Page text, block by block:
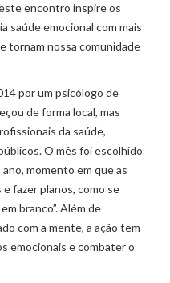
encontro inspire os
saúde emocional com mais
tornam nossa comunidade
por um psicólogo de
de forma local, mas
da saúde,
O mês foi escolhido
momento em que as
fazer planos, como se
branco”. Além de
com a mente, a ação tem
emocionais e combater o